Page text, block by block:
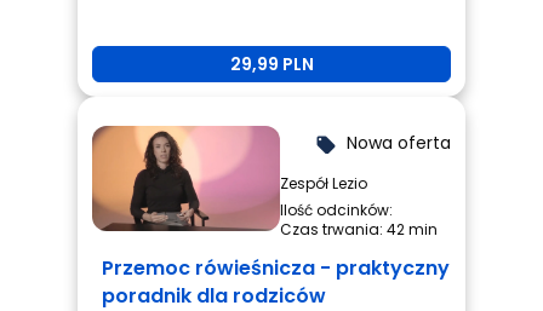
29,99 PLN
local_offer Nowa oferta
Zespół Lezio
Ilość odcinków:
Czas trwania: 42 min
Przemoc rówieśnicza - praktyczny
poradnik dla rodziców